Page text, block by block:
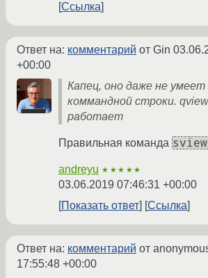
Ссылка
Ответ на: комментарий от Gin
+00:00
Капец, оно даже не
коммандной строки.
работает
Правильная команда
andreyu ★★★★★
03.06.2019 07:46:31 +00:00
Показать ответ
Ссылка
Ответ на: комментарий от
17:55:48 +00:00